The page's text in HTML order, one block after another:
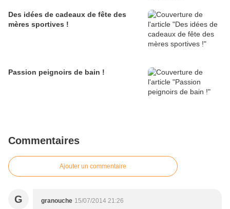
Des idées de cadeaux de fête des
mères sportives !
Passion peignoirs de bain !
Commentaires
Ajouter un commentaire
G granouche 15/07/2014 21:26